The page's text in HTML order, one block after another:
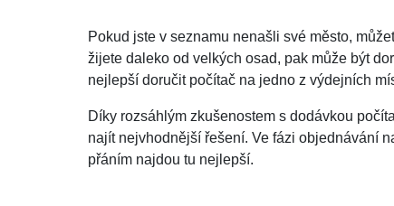
Pokud jste v seznamu nenašli své město,
žijete daleko od velkých osad, pak může být
nejlepší doručit počítač na jedno z výdejních
Díky rozsáhlým zkušenostem s dodávkou
najít nejvhodnější řešení. Ve fázi objednávání
přáním najdou tu nejlepší.